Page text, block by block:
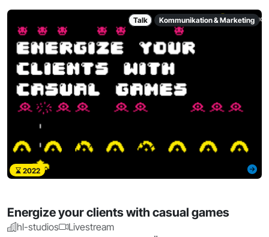
Talk Kommunikation & Marketing
2022
Energize your clients with casual games
hl-studios
Livestream